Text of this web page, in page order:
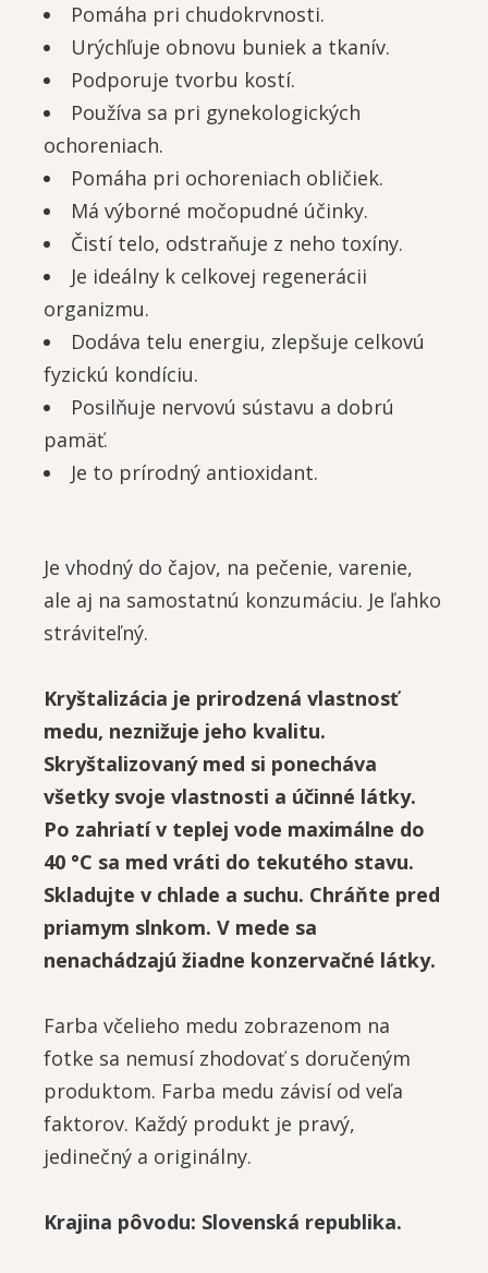
Pomáha pri chudokrvnosti.
Urýchľuje obnovu buniek a tkanív.
Podporuje tvorbu kostí.
Používa sa pri gynekologických
ochoreniach.
Pomáha pri ochoreniach obličiek.
Má výborné močopudné účinky.
Čistí telo, odstraňuje z neho toxíny.
Je ideálny k celkovej regenerácii
organizmu.
Dodáva telu energiu, zlepšuje celkovú
fyzickú kondíciu.
Posilňuje nervovú sústavu a dobrú
pamäť.
Je to prírodný antioxidant.
Je vhodný do čajov, na pečenie, varenie,
ale aj na samostatnú konzumáciu. Je ľahko
stráviteľný.
Kryštalizácia je prirodzená vlastnosť
medu, neznižuje jeho kvalitu.
Skryštalizovaný med si ponecháva
všetky svoje vlastnosti a účinné látky.
Po zahriatí v teplej vode maximálne do
40 °C sa med vráti do tekutého stavu.
Skladujte v chlade a suchu. Chráňte pred
priamym slnkom. V mede sa
nenachádzajú žiadne konzervačné látky.
Farba včelieho medu zobrazenom na
fotke sa nemusí zhodovať s doručeným
produktom. Farba medu závisí od veľa
faktorov. Každý produkt je pravý,
jedinečný a originálny.
Krajina pôvodu: Slovenská republika.